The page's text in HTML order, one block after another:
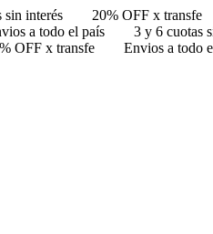
sin interés 20% OFF x transfe
a todo el país 3 y 6 cuotas
OFF x transfe Envios a todo